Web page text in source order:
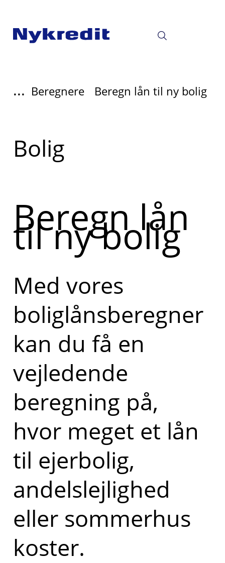
... Beregnere Beregn lån til ny bolig
Read
more
Bolig
Beregn lån
til ny bolig
Med vores
boliglånsberegner
kan du få en
vejledende
beregning på,
hvor meget et lån
til ejerbolig,
andelslejlighed
eller sommerhus
koster.